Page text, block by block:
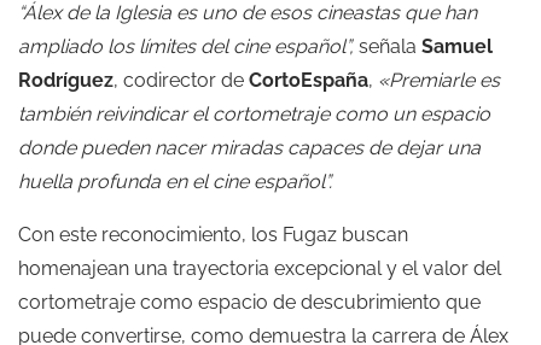
“Álex de la Iglesia es uno de esos cineastas que han
ampliado los límites del cine español”, señala Samuel
Rodríguez, codirector de CortoEspaña, «Premiarle es
también reivindicar el cortometraje como un espacio
donde pueden nacer miradas capaces de dejar una
huella profunda en el cine español”.
Con este reconocimiento, los Fugaz buscan
homenajean una trayectoria excepcional y el valor del
cortometraje como espacio de descubrimiento que
puede convertirse, como demuestra la carrera de Álex